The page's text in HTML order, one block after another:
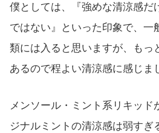
僕としては、『強めな清涼感だ
ではない』といった印象で、一
類には入ると思いますが、もっ
あるので程よい清涼感に感じま
メンソール・ミント系リキッド
ジナルミントの清涼感は弱すぎ